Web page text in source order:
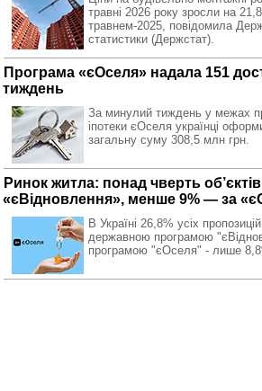
травні 2026 року зросли на
травнем-2025, повідомила
статистики (Держстат).
Програма «єОселя» надала 151
тиждень
За минулий тиждень у межах
іпотеки єОселя українці
загальну суму 308,5 млн грн.
Ринок житла: понад чверть
«єВідновлення», менше 9% — за
В Україні 26,8% усіх
державною програмою
програмою "єОселя" - лише